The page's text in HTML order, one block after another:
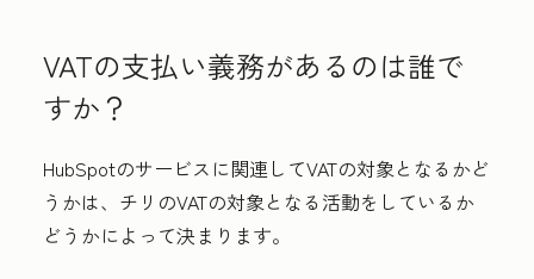
VATの支払い義務があるのは誰で
すか？
HubSpotのサービスに関連してVATの対象となるかど
うかは、チリのVATの対象となる活動をしているか
どうかによって決まります。